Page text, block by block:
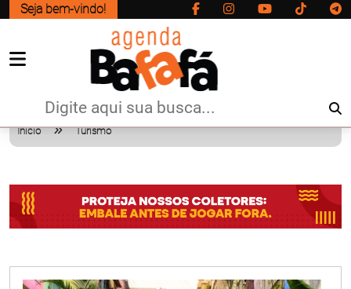
Seja bem-vindo!
Início Turismo